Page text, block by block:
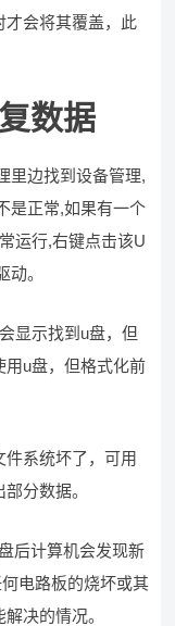
才会将其覆盖，此
数据
里边找到设备管理,
是正常,如果有一个
运行,右键点击该U
。
显示找到u盘，但
用u盘，但格式化前
系统坏了，可用
分数据。
后计算机会发现新
电路板的烧坏或其
决的情况。